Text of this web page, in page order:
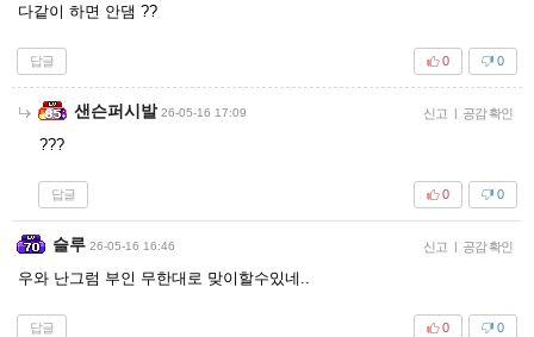
다같이 하면 안댐 ??
답글 0
0
샌슨퍼시발 26-05-16 17:09 신고 | 공감 확인
???
답글 0
0
슬루 26-05-16 16:46 신고 | 공감 확인
우와 난그럼 부인 무한대로 맞이할수있네..
답글 0
0